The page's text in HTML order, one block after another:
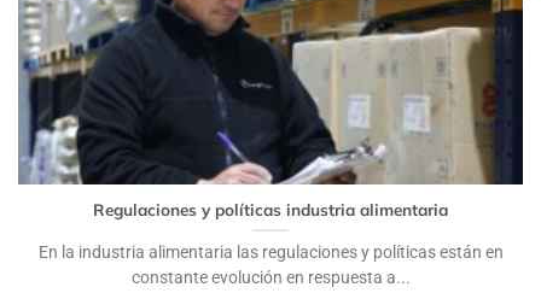
Regulaciones y políticas industria alimentaria
En la industria alimentaria las regulaciones y políticas están en
constante evolución en respuesta a...